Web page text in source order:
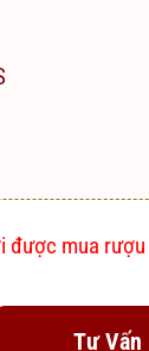
được mua
Tư Vấn